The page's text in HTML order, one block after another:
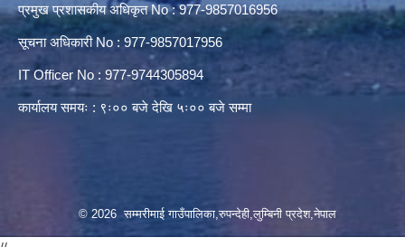
प्रमुख प्रशासकीय अधिकृत No : 977-9857016956
सूचना अधिकारी No : 977-9857017956
IT Officer No : 977-9744305894
कार्यालय समयः : ९ः०० बजे देखि ५ः०० बजे सम्मा
© 2026 सम्मरीमाई गाउँपालिका,रुपन्देही,लुम्बिनी प्रदेश,नेपाल